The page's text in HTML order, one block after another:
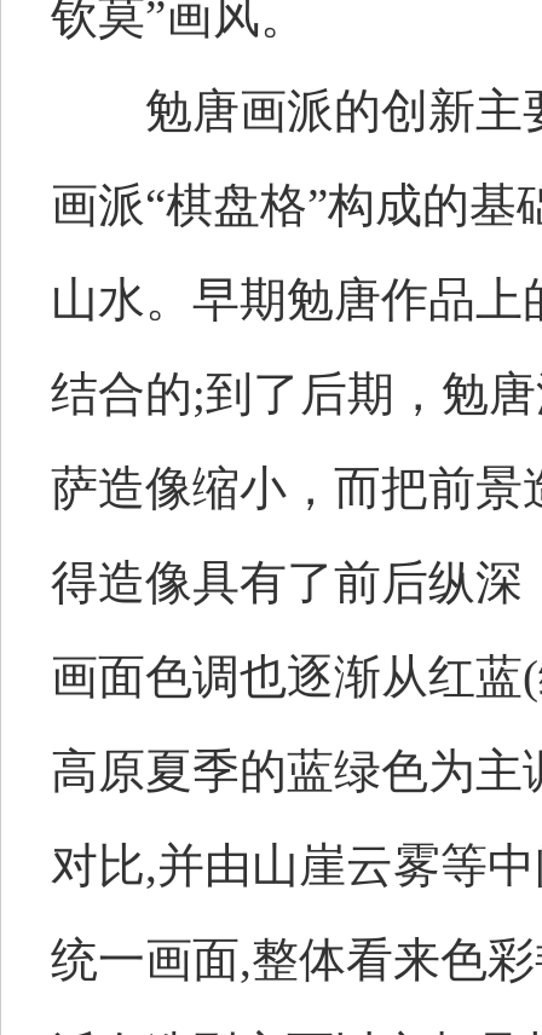
钦莫”画风。
勉唐画派的创新主
画派“棋盘格”构成的
山水。早期勉唐作品上
结合的;到了后期，勉
萨造像缩小，而把前
得造像具有了前后纵
画面色调也逐渐从红
高原夏季的蓝绿色为
对比,并由山崖云雾等
统一画面,整体看来色